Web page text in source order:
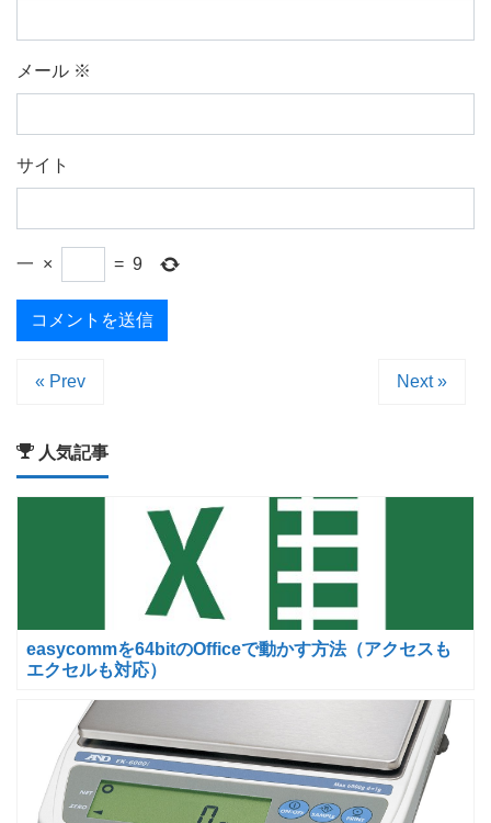
メール ※
サイト
一 × = 9
« Prev Next »
人気記事
easycommを64bitのOfficeで動かす方法（アクセスも
エクセルも対応）